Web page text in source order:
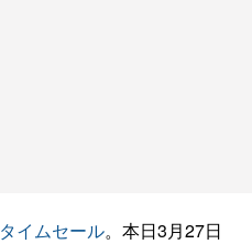
タイムセール。本日3月27日